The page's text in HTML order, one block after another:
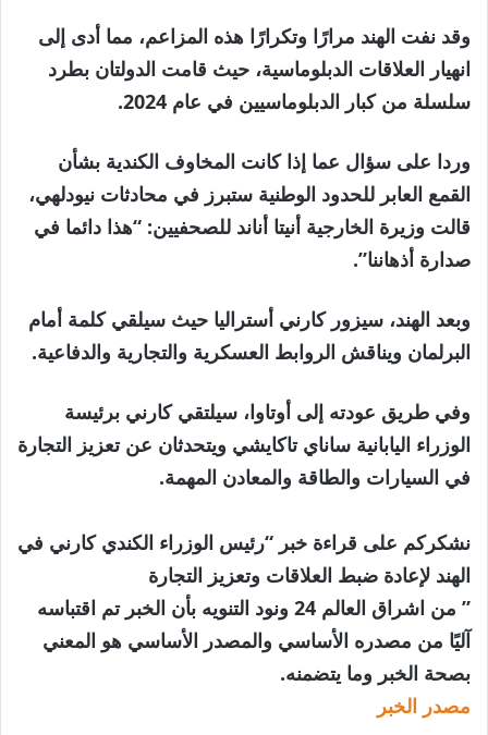
وقد نفت الهند مرارًا وتكرارًا هذه المزاعم، مما أدى إلى
انهيار العلاقات الدبلوماسية، حيث قامت الدولتان بطرد
سلسلة من كبار الدبلوماسيين في عام 2024.
وردا على سؤال عما إذا كانت المخاوف الكندية بشأن
القمع العابر للحدود الوطنية ستبرز في محادثات نيودلهي،
قالت وزيرة الخارجية أنيتا أناند للصحفيين: “هذا دائما في
صدارة أذهاننا”.
وبعد الهند، سيزور كارني أستراليا حيث سيلقي كلمة أمام
البرلمان ويناقش الروابط العسكرية والتجارية والدفاعية.
وفي طريق عودته إلى أوتاوا، سيلتقي كارني برئيسة
الوزراء اليابانية ساناي تاكايشي ويتحدثان عن تعزيز التجارة
في السيارات والطاقة والمعادن المهمة.
نشكركم على قراءة خبر “رئيس الوزراء الكندي كارني في
الهند لإعادة ضبط العلاقات وتعزيز التجارة
” من اشراق العالم 24 ونود التنويه بأن الخبر تم اقتباسه
آليًا من مصدره الأساسي والمصدر الأساسي هو المعني
بصحة الخبر وما يتضمنه.
مصدر الخبر